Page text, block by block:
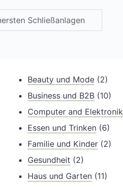
Schließanlagen
Beauty und Mode(2)
Business und B2B(10)
Computer and Elektronik
Essen und Trinken(6)
Familie und Kinder(2)
Gesundheit (2)
Haus und Garten(11)